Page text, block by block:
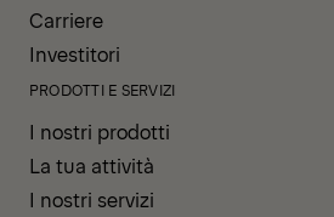
Carriere
Investitori
PRODOTTI E SERVIZI
I nostri prodotti
La tua attività
I nostri servizi